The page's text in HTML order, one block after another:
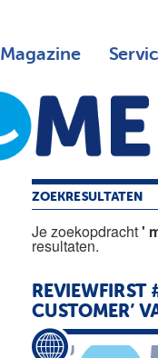
Magazine
ZOEKRESULTATEN
Je zoekopdracht'
resultaten.
REVIEWFIRST
CUSTOMER’